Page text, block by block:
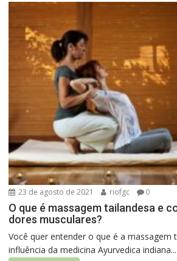
23 de agosto de 2021 riofgc 0
O que é massagem tailandesa e
dores musculares?
Você quer entender o que é a massagem
influência da medicina Ayurvedica indiana...